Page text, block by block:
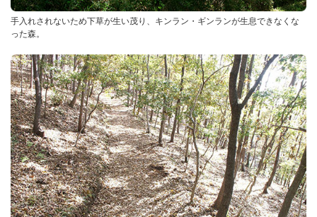
手入れされないため下草が生い茂り、キンラン・ギンランが生息できなくな
った森。